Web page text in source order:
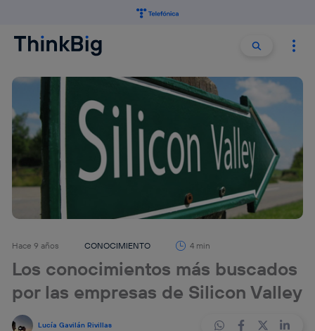
Buscar
Hace 9 años CONOCIMIENTO 4 min
Los conocimientos más buscados
por las empresas de Silicon Valley
Lucía Gavilán Rivillas